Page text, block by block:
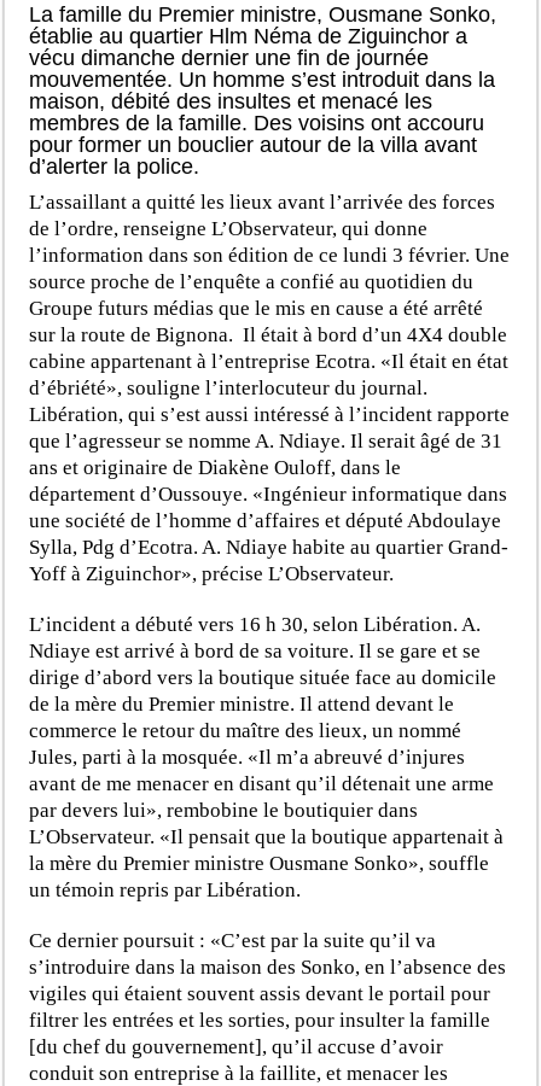
La famille du Premier ministre, Ousmane Sonko,
établie au quartier Hlm Néma de Ziguinchor a
vécu dimanche dernier une fin de journée
mouvementée. Un homme s’est introduit dans la
maison, débité des insultes et menacé les
membres de la famille. Des voisins ont accouru
pour former un bouclier autour de la villa avant
d’alerter la police.
L’assaillant a quitté les lieux avant l’arrivée des forces
de l’ordre, renseigne L’Observateur, qui donne
l’information dans son édition de ce lundi 3 février. Une
source proche de l’enquête a confié au quotidien du
Groupe futurs médias que le mis en cause a été arrêté
sur la route de Bignona. Il était à bord d’un 4X4 double
cabine appartenant à l’entreprise Ecotra. «Il était en état
d’ébriété», souligne l’interlocuteur du journal.
Libération, qui s’est aussi intéressé à l’incident rapporte
que l’agresseur se nomme A. Ndiaye. Il serait âgé de 31
ans et originaire de Diakène Ouloff, dans le
département d’Oussouye. «Ingénieur informatique dans
une société de l’homme d’affaires et député Abdoulaye
Sylla, Pdg d’Ecotra. A. Ndiaye habite au quartier Grand-
Yoff à Ziguinchor», précise L’Observateur.
L’incident a débuté vers 16 h 30, selon Libération. A.
Ndiaye est arrivé à bord de sa voiture. Il se gare et se
dirige d’abord vers la boutique située face au domicile
de la mère du Premier ministre. Il attend devant le
commerce le retour du maître des lieux, un nommé
Jules, parti à la mosquée. «Il m’a abreuvé d’injures
avant de me menacer en disant qu’il détenait une arme
par devers lui», rembobine le boutiquier dans
L’Observateur. «Il pensait que la boutique appartenait à
la mère du Premier ministre Ousmane Sonko», souffle
un témoin repris par Libération.
Ce dernier poursuit : «C’est par la suite qu’il va
s’introduire dans la maison des Sonko, en l’absence des
vigiles qui étaient souvent assis devant le portail pour
filtrer les entrées et les sorties, pour insulter la famille
[du chef du gouvernement], qu’il accuse d’avoir
conduit son entreprise à la faillite, et menacer les